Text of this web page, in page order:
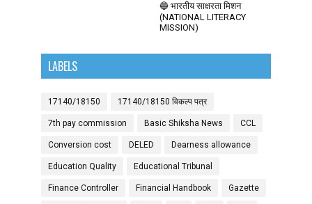
🔵 भारतीय साक्षरता मिशन
(NATIONAL LITERACY
MISSION)
LABELS
17140/18150 17140/18150 विकल्प पत्र
7th pay commission Basic Shiksha News CCL
Conversion cost DELED Dearness allowance
Education Quality Educational Tribunal
Finance Controller Financial Handbook Gazette